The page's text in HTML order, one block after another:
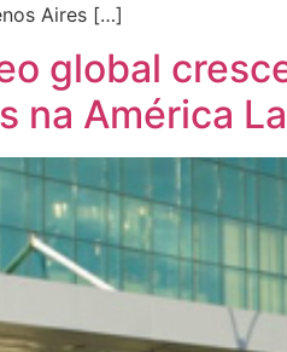
Aires […]
global
na América